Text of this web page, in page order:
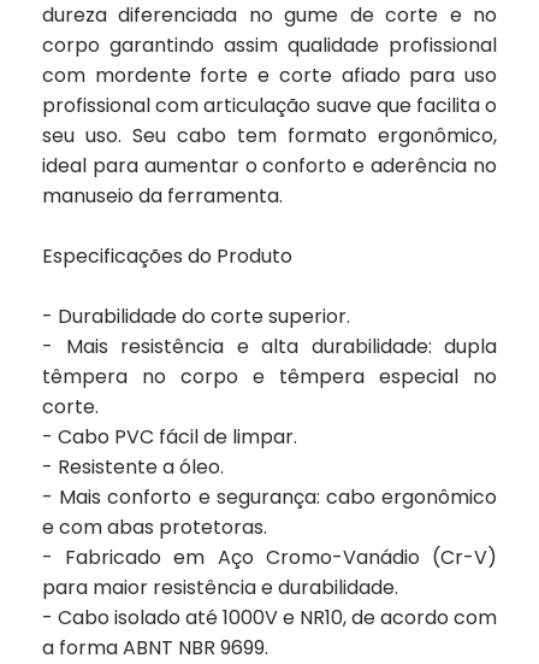
dureza diferenciada no gume de corte e no
corpo garantindo assim qualidade profissional
com mordente forte e corte afiado para uso
profissional com articulação suave que facilita o
seu uso. Seu cabo tem formato ergonômico,
ideal para aumentar o conforto e aderência no
manuseio da ferramenta.
Especificações do Produto
- Durabilidade do corte superior.
- Mais resistência e alta durabilidade: dupla
têmpera no corpo e têmpera especial no
corte.
- Cabo PVC fácil de limpar.
- Resistente a óleo.
- Mais conforto e segurança: cabo ergonômico
e com abas protetoras.
- Fabricado em Aço Cromo-Vanádio (Cr-V)
para maior resistência e durabilidade.
- Cabo isolado até 1000V e NR10, de acordo com
a forma ABNT NBR 9699.